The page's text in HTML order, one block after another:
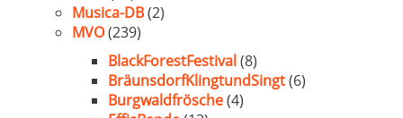
Musica-DB(2)
MVO(239)
BlackForestFestival(8)
BräunsdorfKlingtundSingt(6)
Burgwaldfrösche(4)